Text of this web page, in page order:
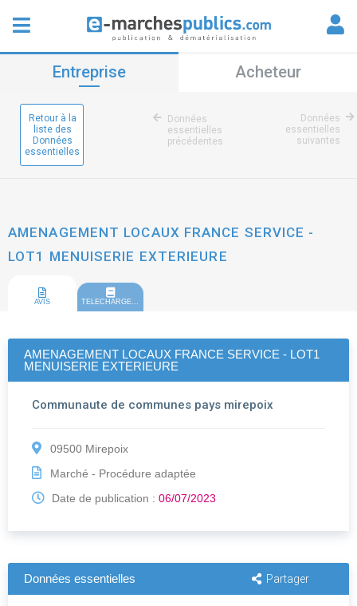
Entreprise Acheteur
Retour à la
liste des
Données
essentielles
Données
essentielles
précédentes
Données
essentielles
suivantes
AMENAGEMENT LOCAUX FRANCE SERVICE -
LOT1 MENUISERIE EXTERIEURE
AVIS TELECHARGEMENT
AMENAGEMENT LOCAUX FRANCE SERVICE - LOT1
MENUISERIE EXTERIEURE
Communaute de communes pays mirepoix
09500 Mirepoix
Marché - Procédure adaptée
Date de publication : 06/07/2023
Données essentielles Partager